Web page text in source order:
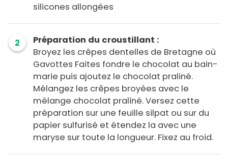
silicones allongées
2
Préparation du croustillant :
Broyez les crêpes dentelles de Bretagne où
Gavottes Faites fondre le chocolat au bain-
marie puis ajoutez le chocolat praliné.
Mélangez les crêpes broyées avec le
mélange chocolat praliné. Versez cette
préparation sur une feuille silpat ou sur du
papier sulfurisé et étendez la avec une
maryse sur toute la longueur. Fixez au froid.